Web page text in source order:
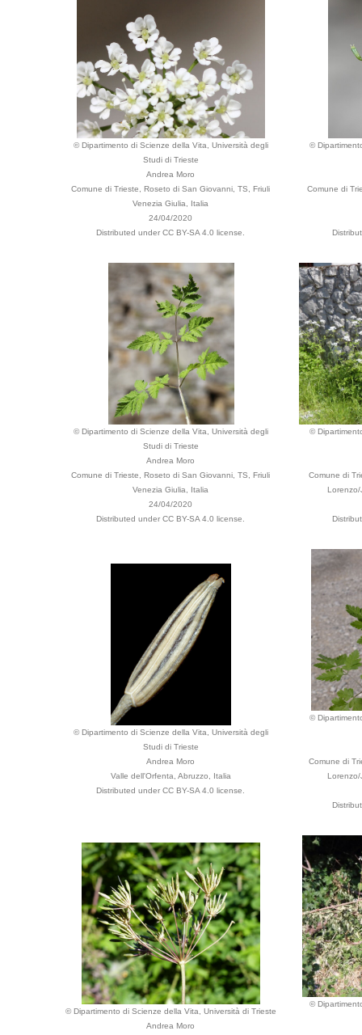
© Dipartimento di Scienze della Vita, Università degli
Studi di Trieste
Andrea Moro
Comune di Trieste, Roseto di San Giovanni, TS, Friuli
Venezia Giulia, Italia
24/04/2020
Distributed under CC BY-SA 4.0 license.
©
Comune di
© Dipartimento di Scienze della Vita, Università degli
Studi di Trieste
Andrea Moro
Comune di Trieste, Roseto di San Giovanni, TS, Friuli
Venezia Giulia, Italia
24/04/2020
Distributed under CC BY-SA 4.0 license.
©
Comune di
Lorenzo/
© Dipartimento di Scienze della Vita, Università degli
Studi di Trieste
Andrea Moro
Valle dell'Orfenta, Abruzzo, Italia
Distributed under CC BY-SA 4.0 license.
©
Comune di
Lorenzo/
© Dipartimento di Scienze della Vita, Università di Trieste
Andrea Moro
©